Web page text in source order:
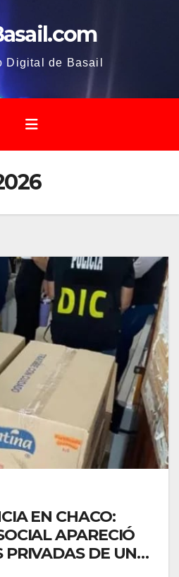
Digital de Basail
EN CHACO:
APARECIÓ
PRIVADAS DE UN